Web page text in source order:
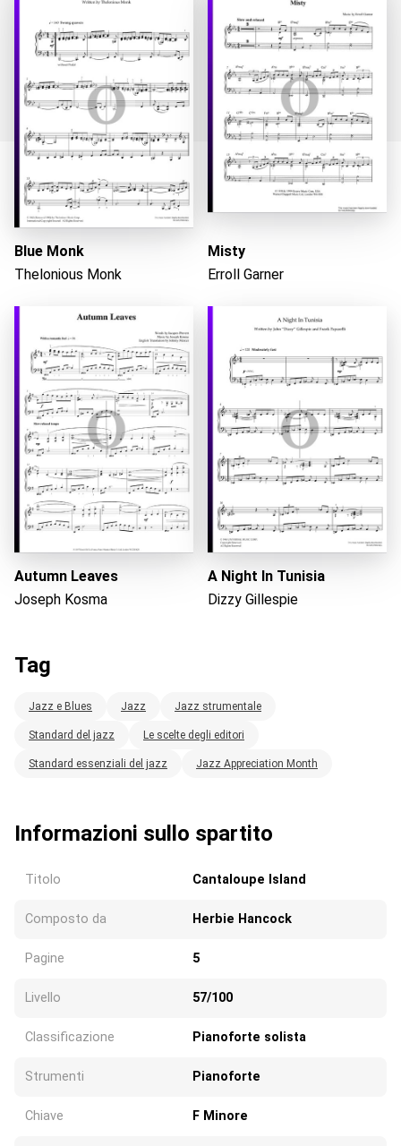
Caricando...
Blue Monk
Thelonious Monk
Misty
Erroll Garner
Autumn Leaves
Joseph Kosma
A Night In Tunisia
Dizzy Gillespie
Tag
Jazz e Blues Jazz Jazz strumentale
Standard del jazz Le scelte degli editori
Standard essenziali del jazz Jazz Appreciation Month
Informazioni sullo spartito
Titolo Cantaloupe Island
Composto da Herbie Hancock
Pagine 5
Livello 57/100
Classificazione Pianoforte solista
Strumenti Pianoforte
Chiave F Minore